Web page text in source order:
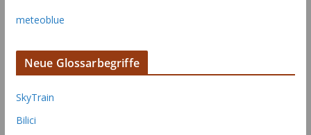
meteoblue
Neue Glossarbegriffe
SkyTrain
Bilici